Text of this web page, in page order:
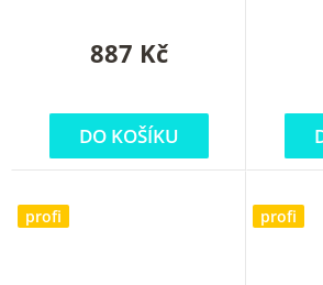
z
887 Kč
DO KOŠÍKU
profi profi